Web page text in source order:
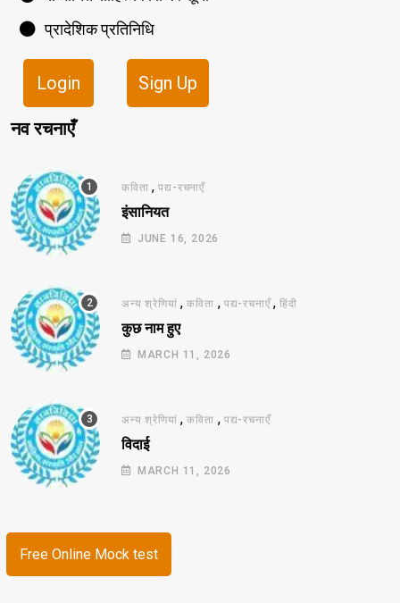
प्रादेशिक प्रतिनिधि
Login Sign Up
नव रचनाएँ
कविता ,पद्य-रचनाएँ
इंसानियत
JUNE 16, 2026
अन्य श्रेणियां ,कविता , पद्य-रचनाएँ,हिंदी
कुछ नाम हुए
MARCH 11, 2026
अन्य श्रेणियां ,कविता , पद्य-रचनाएँ
विदाई
MARCH 11, 2026
Free Online Mock test